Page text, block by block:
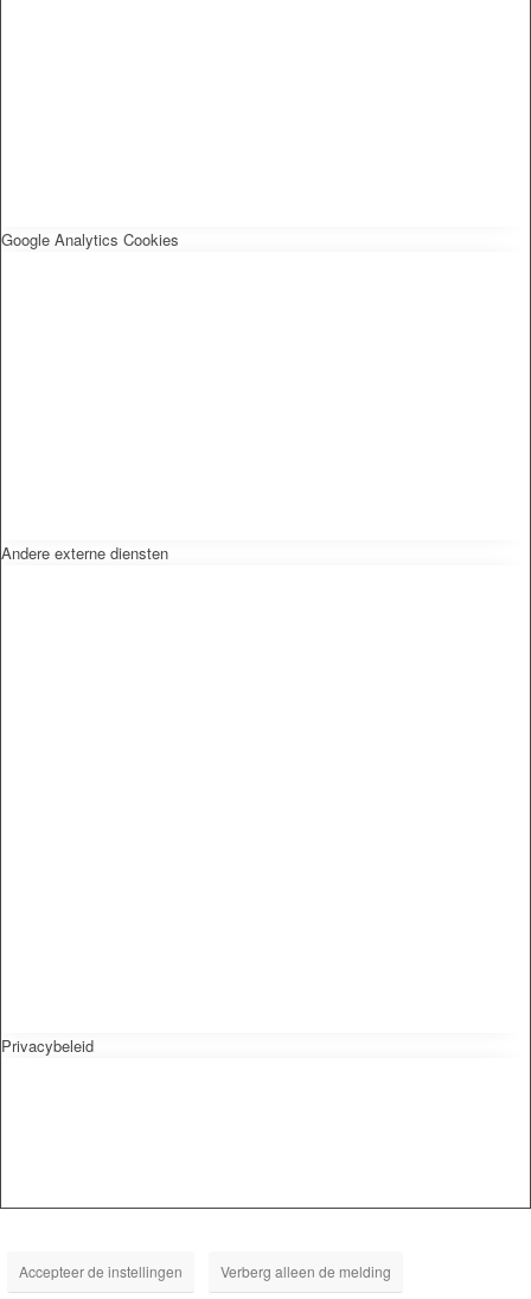
Google Analytics Cookies
Andere externe diensten
Privacybeleid
Accepteer de instellingen Verberg alleen de melding